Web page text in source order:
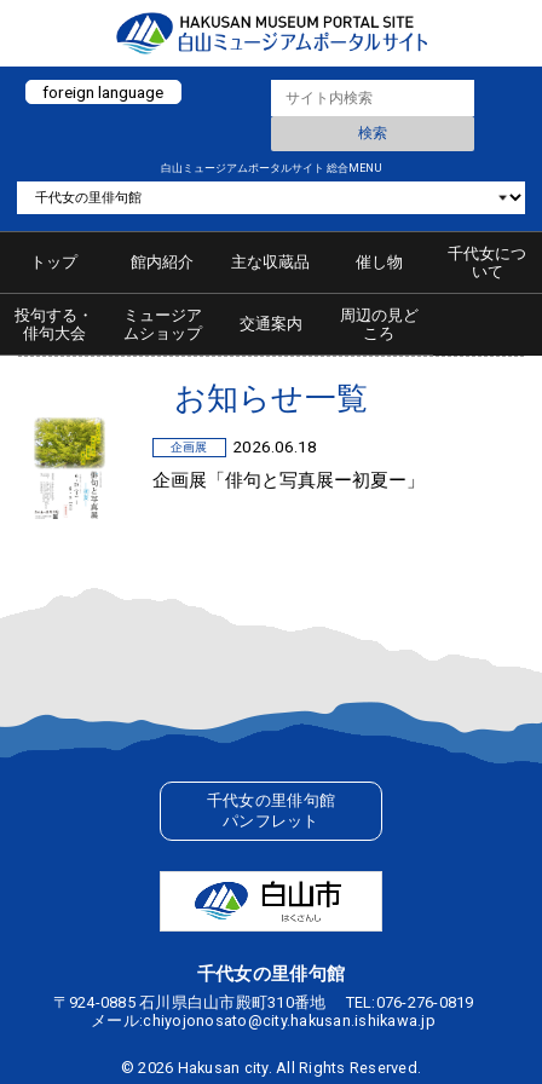
foreign language
白山ミュージアムポータルサイト 総合MENU
トップ 館内紹介 主な収蔵品 催し物
千代女につ
いて
投句する・
俳句大会
ミュージア
ムショップ
交通案内
周辺の見ど
ころ
お知らせ一覧
企画展 2026.06.18
企画展「俳句と写真展ー初夏ー」
千代女の里俳句館
パンフレット
千代女の里俳句館
〒924-0885 石川県白山市殿町310番地 TEL:076-276-0819
メール:chiyojonosato@city.hakusan.ishikawa.jp
©2026 Hakusan city. All Rights Reserved.